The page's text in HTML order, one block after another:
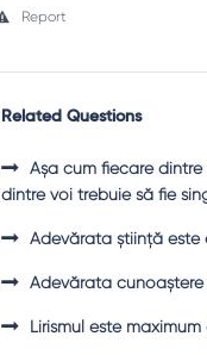
Report
Related Questions
Aşa cum fiecare
dintre voi trebuie să fie
Adevărata ştiinţă este
Adevărata
Lirismul este